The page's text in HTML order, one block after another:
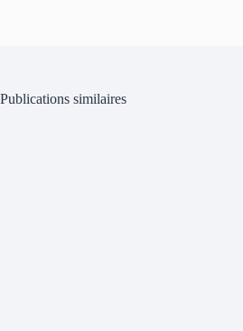
Publications similaires